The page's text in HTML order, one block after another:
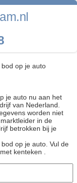
op je auto
je auto nu aan het
van Nederland.
worden niet
in de
betrokken bij je
op je auto. Vul de
met kenteken